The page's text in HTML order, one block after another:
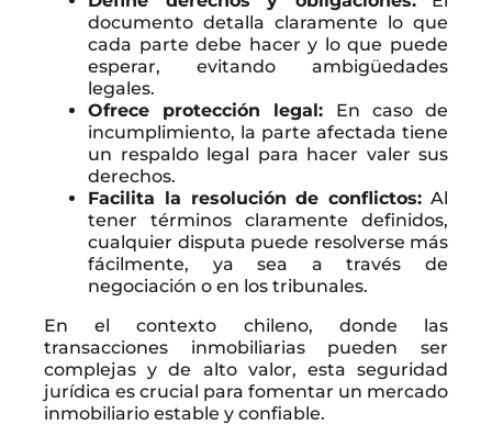
documento detalla claramente lo que
cada parte debe hacer y lo que puede
esperar, evitando ambigüedades
legales.
Ofrece protección legal: En caso de
incumplimiento, la parte afectada tiene
un respaldo legal para hacer valer sus
derechos.
Facilita la resolución de conflictos: Al
tener términos claramente definidos,
cualquier disputa puede resolverse más
fácilmente, ya sea a través de
negociación o en los tribunales.
En el contexto chileno, donde las
transacciones inmobiliarias pueden ser
complejas y de alto valor, esta seguridad
jurídica es crucial para fomentar un mercado
inmobiliario estable y confiable.